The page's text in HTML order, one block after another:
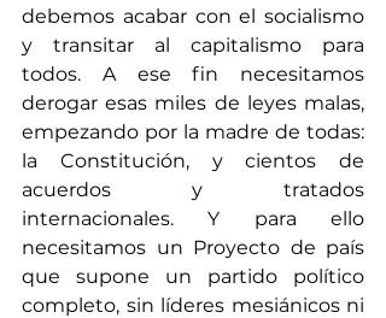
debemos acabar con el socialismo
y transitar al capitalismo para
todos. A ese fin necesitamos
derogar esas miles de leyes malas,
empezando por la madre de todas:
la Constitución, y cientos de
acuerdos y tratados
internacionales. Y para ello
necesitamos un Proyecto de país
que supone un partido político
completo, sin líderes mesiánicos ni